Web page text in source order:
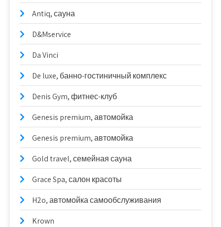
Antiq, сауна
D&Mservice
Da Vinci
De luxe, банно-гостиничный комплекс
Denis Gym, фитнес-клуб
Genesis premium, автомойка
Genesis premium, автомойка
Gold travel, семейная сауна
Grace Spa, салон красоты
H2o, автомойка самообслуживания
Krown